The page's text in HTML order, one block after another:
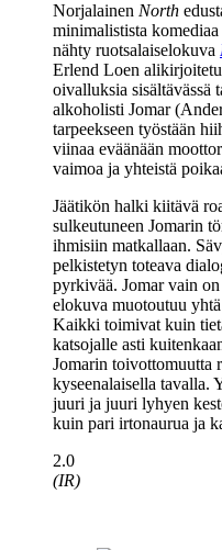
Norjalainen North
minimalistista
nähty ruotsalaiselokuva
Erlend Loen
oivalluksia sisältävässä
alkoholisti Jomar (
tarpeekseen työstään
viinaa eväänään
vaimoa ja yhteistä
Jäätikön halki kiitävä
sulkeutuneen Jomarin
ihmisiin matkallaan.
pelkistetyn toteava
pyrkivää. Jomar vain
elokuva muotoutuu
Kaikki toimivat kuin
katsojalle asti
Jomarin toivottomuutta
kyseenalaisella tavalla.
juuri ja juuri lyhyen
kuin pari irtonaurua ja
2.0
(IR)